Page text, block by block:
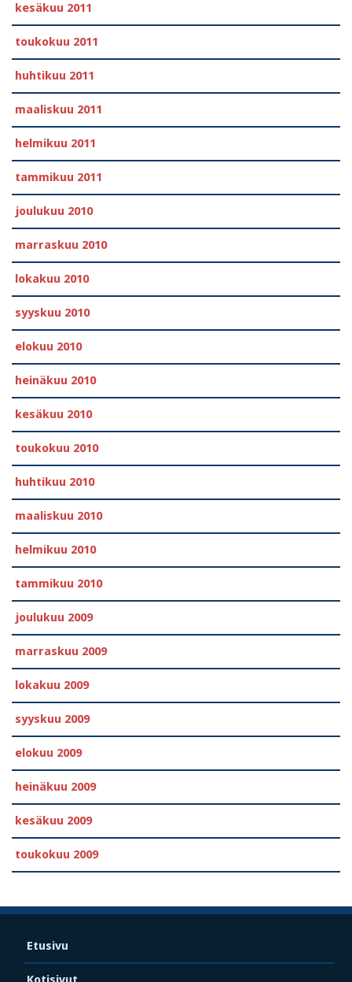
kesäkuu 2011
toukokuu 2011
huhtikuu 2011
maaliskuu 2011
helmikuu 2011
tammikuu 2011
joulukuu 2010
marraskuu 2010
lokakuu 2010
syyskuu 2010
elokuu 2010
heinäkuu 2010
kesäkuu 2010
toukokuu 2010
huhtikuu 2010
maaliskuu 2010
helmikuu 2010
tammikuu 2010
joulukuu 2009
marraskuu 2009
lokakuu 2009
syyskuu 2009
elokuu 2009
heinäkuu 2009
kesäkuu 2009
toukokuu 2009
Etusivu